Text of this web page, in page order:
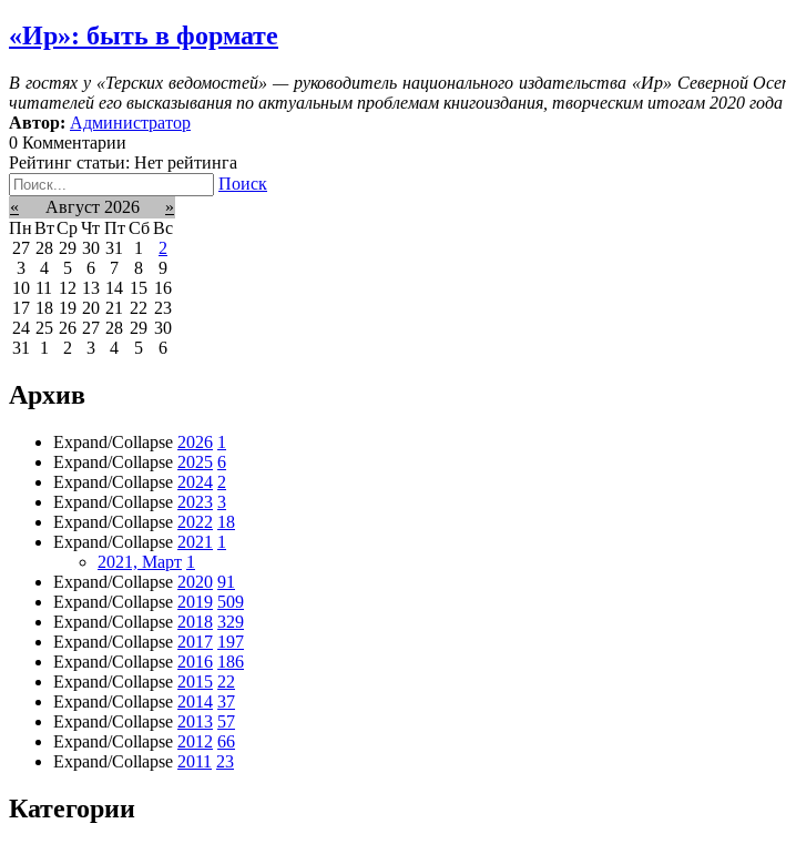
«Ир»: быть в формате
В гостях у «Терских ведомостей» — руководитель национального издательства «Ир» Северной
читателей его высказывания по актуальным проблемам книгоиздания, творческим итогам 2020
Автор: Администратор
0 Комментарии
Рейтинг статьи: Нет рейтинга
Поиск
«
Август 2026
»
ПнВтСрЧт Пт Сб Вс
27 28 29 30 31 1
2
3
4 5 6 7 8
9
10 11 12 13 14 15 16
17 18 19 20 21 22 23
24 25 26 27 28 29 30
31
1 2 3 4 5 6
Архив
Expand/Collapse 2026 1
Expand/Collapse 2025 6
Expand/Collapse 2024 2
Expand/Collapse 2023 3
Expand/Collapse 2022 18
Expand/Collapse 2021 1
2021, Март 1
Expand/Collapse 2020 91
Expand/Collapse 2019 509
Expand/Collapse 2018 329
Expand/Collapse 2017 197
Expand/Collapse 2016 186
Expand/Collapse 2015 22
Expand/Collapse 2014 37
Expand/Collapse 2013 57
Expand/Collapse 2012 66
Expand/Collapse 2011 23
Категории